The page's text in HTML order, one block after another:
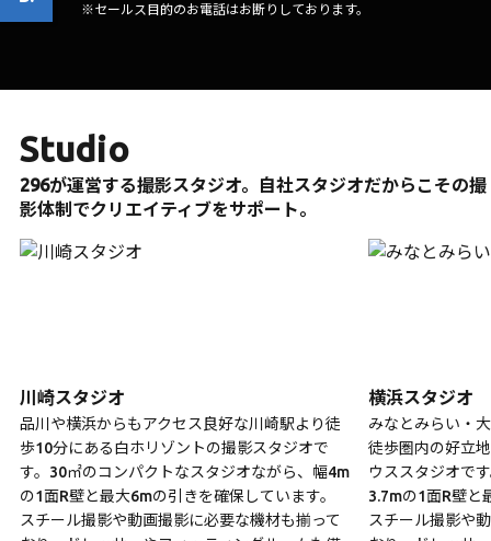
※セールス目的のお電話はお断りしております。
Studio
296が運営する撮影スタジオ。自社スタジオだからこその撮
影体制でクリエイティブをサポート。
川崎スタジオ
品川や横浜からもアクセス良好な川崎駅より徒
歩10分にある白ホリゾントの撮影スタジオで
す。30㎡のコンパクトなスタジオながら、幅4m
の1面R壁と最大6mの引きを確保しています。
スチール撮影や動画撮影に必要な機材も揃って
横浜スタジオ
みなとみらい・
徒歩圏内の好立
ウススタジオで
3.7mの1面R壁と
スチール撮影や